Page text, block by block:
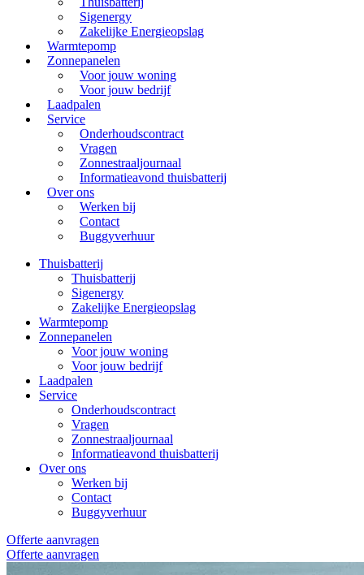
Sigenergy
Zakelijke Energieopslag
Warmtepomp
Zonnepanelen
Voor jouw woning
Voor jouw bedrijf
Laadpalen
Service
Onderhoudscontract
Vragen
Zonnestraaljournaal
Informatieavond thuisbatterij
Over ons
Werken bij
Contact
Buggyverhuur
Thuisbatterij
Thuisbatterij
Sigenergy
Zakelijke Energieopslag
Warmtepomp
Zonnepanelen
Voor jouw woning
Voor jouw bedrijf
Laadpalen
Service
Onderhoudscontract
Vragen
Zonnestraaljournaal
Informatieavond thuisbatterij
Over ons
Werken bij
Contact
Buggyverhuur
Offerte aanvragen
Offerte aanvragen